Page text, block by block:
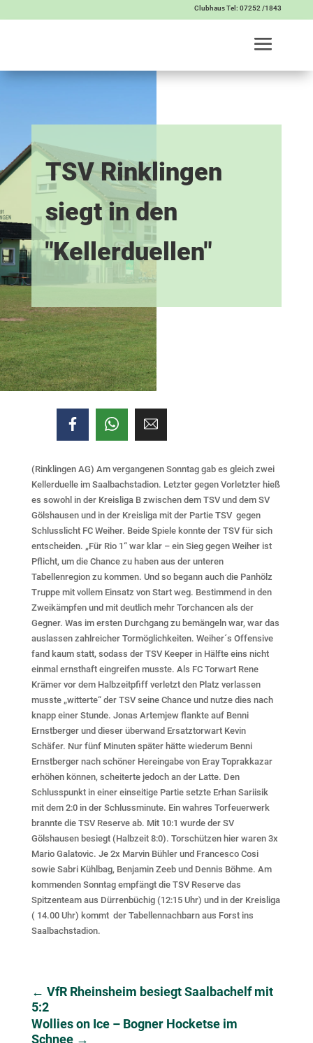
Clubhaus Tel: 07252 /1843
TSV Rinklingen
siegt in den
"Kellerduellen"
(Rinklingen AG) Am vergangenen Sonntag gab es gleich zwei
Kellerduelle im Saalbachstadion. Letzter gegen Vorletzter hieß
es sowohl in der Kreisliga B zwischen dem TSV und dem SV
Gölshausen und in der Kreisliga mit der Partie TSV gegen
Schlusslicht FC Weiher. Beide Spiele konnte der TSV für sich
entscheiden. „Für Rio 1“ war klar – ein Sieg gegen Weiher ist
Pflicht, um die Chance zu haben aus der unteren
Tabellenregion zu kommen. Und so begann auch die Panhölz
Truppe mit vollem Einsatz von Start weg. Bestimmend in den
Zweikämpfen und mit deutlich mehr Torchancen als der
Gegner. Was im ersten Durchgang zu bemängeln war, war das
auslassen zahlreicher Tormöglichkeiten. Weiher´s Offensive
fand kaum statt, sodass der TSV Keeper in Hälfte eins nicht
einmal ernsthaft eingreifen musste. Als FC Torwart Rene
Krämer vor dem Halbzeitpfiff verletzt den Platz verlassen
musste „witterte“ der TSV seine Chance und nutze dies nach
knapp einer Stunde. Jonas Artemjew flankte auf Benni
Ernstberger und dieser überwand Ersatztorwart Kevin
Schäfer. Nur fünf Minuten später hätte wiederum Benni
Ernstberger nach schöner Hereingabe von Eray Toprakkazar
erhöhen können, scheiterte jedoch an der Latte. Den
Schlusspunkt in einer einseitige Partie setzte Erhan Sariisik
mit dem 2:0 in der Schlussminute. Ein wahres Torfeuerwerk
brannte die TSV Reserve ab. Mit 10:1 wurde der SV
Gölshausen besiegt (Halbzeit 8:0). Torschützen hier waren 3x
Mario Galatovic. Je 2x Marvin Bühler und Francesco Cosi
sowie Sabri Kühlbag, Benjamin Zeeb und Dennis Böhme. Am
kommenden Sonntag empfängt die TSV Reserve das
Spitzenteam aus Dürrenbüchig (12:15 Uhr) und in der Kreisliga
( 14.00 Uhr) kommt der Tabellennachbarn aus Forst ins
Saalbachstadion.
← VfR Rheinsheim besiegt Saalbachelf mit
5:2
Wollies on Ice – Bogner Hocketse im
Schnee→